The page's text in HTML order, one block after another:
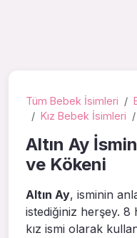
Tüm Bebek İsimleri
Kız Bebek İsimleri
Altın Ay
ve Kökeni
Altın Ay, isminin
istediğiniz herşey. 8
kız ismi olarak